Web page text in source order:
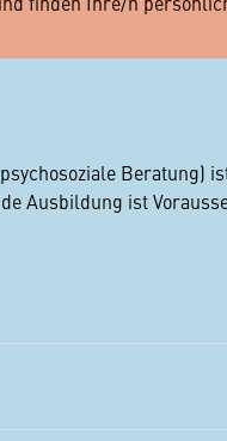
Beratung)
Ausbildung ist